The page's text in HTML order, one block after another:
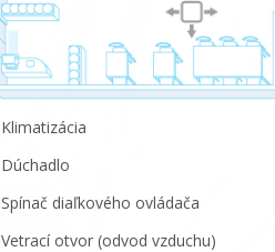
Klimatizácia
Dúchadlo
Spínač diaľkového ovládača
Vetrací otvor (odvod vzduchu)